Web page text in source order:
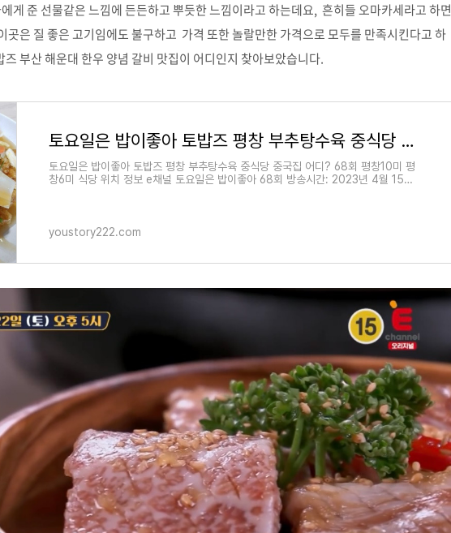
게 준 선물같은 느낌에 든든하고 뿌듯한 느낌이라고 하는데요, 흔히들 오마카세라고 하면
곳은 질 좋은 고기임에도 불구하고 가격 또한 놀랄만한 가격으로 모두를 만족시킨다고 하
부산 해운대 한우 양념 갈비 맛집이 어디인지 찾아보았습니다.
토요일은 밥이좋아 토밥즈 평창 부추탕수육 중식당 중국집 어디? 68회 평창10미 평창6미 식당 위
토요일은 밥이좋아 토밥즈 평창 부추탕수육 중식당 중국집 어디? 68회 평창10미 평
창6미 식당 위치 정보 e채널 토요일은 밥이좋아 68회 방송시간: 2023년 4월 15일
youstory222.com